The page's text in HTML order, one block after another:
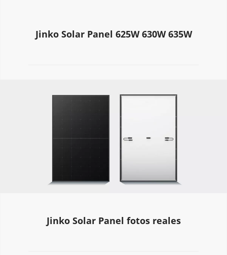
Jinko Solar Panel 625W 630W 635W
Jinko Solar Panel fotos reales